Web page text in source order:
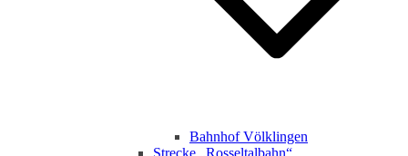
Bahnhof Völklingen